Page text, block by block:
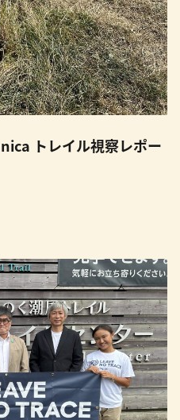
トレイル視察レポー